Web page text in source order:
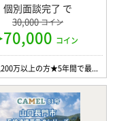
個別面談完了 で
30,000コイン
70,000 コイン
★年収1,200万以上の方★5年間で最大900万超の節税が可能！サラリーマンもできる太陽光投資